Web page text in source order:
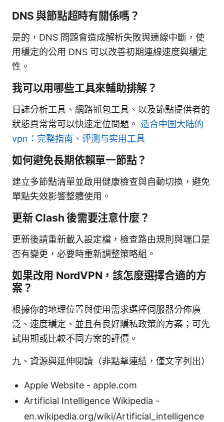
DNS 與節點超時有關係嗎？
是的，DNS 問題會造成解析失敗與連線中斷，使
用穩定的公用 DNS 可以改善初期連線速度與穩定
性。
我可以用哪些工具來輔助排解？
日誌分析工具、網路抓包工具、以及節點提供者的
狀態頁常常可以快速定位問題。 适合中国大陆的
vpn：完整指南、评测与实用工具
如何避免長期依賴單一節點？
建立多節點清單並啟用健康檢查與自動切換，避免
單點失效影響整體使用。
更新 Clash 後需要注意什麼？
更新後請重新載入設定檔，檢查路由規則與端口是
否有變更，必要時重新調整策略組。
如果改用 NordVPN，該怎麼選擇合適的方
案？
根據你的地理位置與使用需求選擇伺服器分佈廣
泛、速度穩定、並且有良好隱私政策的方案；可先
試用期或比較不同方案的評價。
九、資源與延伸閱讀（非點擊連結，僅文字列出）
Apple Website - apple.com
Artificial Intelligence Wikipedia -
en.wikipedia.org/wiki/Artificial_intelligence